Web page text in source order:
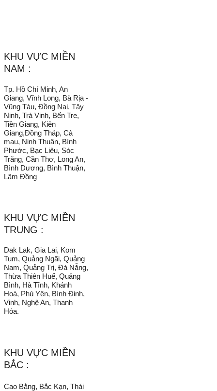
KHU VỰC MIỀN
NAM :
Tp. Hồ Chí Minh, An
Giang, Vĩnh Long, Bà Rịa -
Vũng Tàu, Đồng Nai, Tây
Ninh, Trà Vinh, Bến Tre,
Tiền Giang, Kiên
Giang,Đồng Tháp, Cà
mau, Ninh Thuận, Bình
Phước, Bạc Liêu, Sóc
Trăng, Cần Thơ, Long An,
Bình Dương, Bình Thuận,
Lâm Đồng
KHU VỰC MIỀN
TRUNG :
Dak Lak, Gia Lai, Kom
Tum, Quảng Ngãi, Quảng
Nam, Quảng Trị, Đà Nẵng,
Thừa Thiên Huế, Quảng
Bình, Hà Tĩnh, Khánh
Hoà, Phú Yên, Bình Định,
Vinh, Nghệ An, Thanh
Hóa.
KHU VỰC MIỀN
BẮC :
Cao Bằng, Bắc Kạn, Thái